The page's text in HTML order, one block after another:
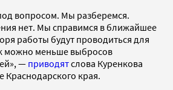
вопросом. Мы разберемся.
нет. Мы справимся в ближайшее
работы будут проводиться для
можно меньше выбросов
— приводятслова Куренкова
Краснодарского края.